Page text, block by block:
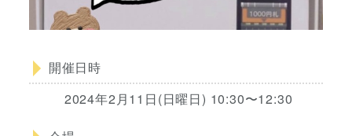
開催日時
2024年2月11日(日曜日) 10:30〜12:30